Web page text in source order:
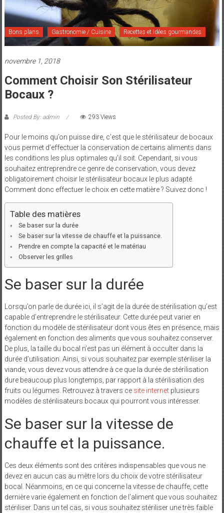
Maman
Bons plans Gastronomie / Cuisine Recettes et Idées gourmandes
novembre 1, 2018
Comment Choisir Son Stérilisateur
Bocaux ?
Posted By: admin 293 Views
Pour le moins qu’on puisse dire, c’est que le stérilisateur de bocaux
vous permet d’effectuer la conservation de certains aliments dans
les conditions les plus optimales qu’il soit. Cependant, si vous
souhaitez entreprendre ce genre de conservation, vous devez
obligatoirement choisir le stérilisateur bocaux le plus adapté.
Comment donc effectuer le choix en cette matière ? Suivez donc !
Table des matières
Se baser sur la durée
Se baser sur la vitesse de chauffe et la puissance.
Prendre en compte la capacité et le matériau
Observer les grilles
Se baser sur la durée
Lorsqu’on parle de durée ici, il s’agit de la durée de stérilisation qu’est
capable d’entreprendre le stérilisateur. Cette durée peut varier en
fonction du modèle de stérilisateur dont vous êtes en présence, mais
également en fonction des aliments que vous souhaitez conserver.
De plus, la taille du bocal n’est pas un élément à occulter dans la
durée d’utilisation. Ainsi, si vous souhaitez par exemple stériliser la
viande, vous devez vous attendre à ce que la durée de stérilisation
dure beaucoup plus longtemps, par rapport à la stérilisation des
fruits ou légumes. Retrouvez à travers ce site internetplusieurs
modèles de stérilisateurs bocaux qui pourront vous intéresser.
Se baser sur la vitesse de
chauffe et la puissance.
Ces deux éléments sont des critères indispensables que vous ne
devez en aucun cas au mètre lors du choix de votre stérilisateur
bocal. Néanmoins, en ce qui concerne la vitesse de chauffe, cette
dernière varie également en fonction de l’aliment que vous souhaitez
stériliser. Dans un tel cas, si vous souhaitez stériliser une très faible